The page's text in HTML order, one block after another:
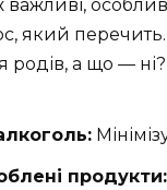
який
родів, а що — ні?
продукти: